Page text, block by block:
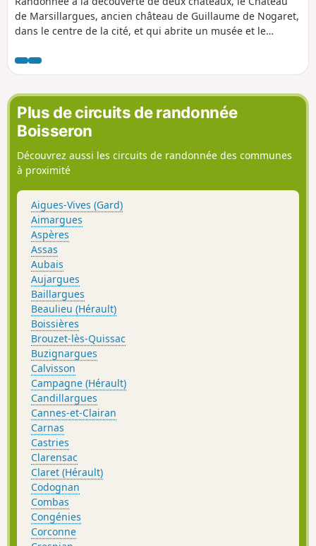
de Marsillargues, ancien château de Guillaume de Nogaret,
dans le centre de la cité, et qui abrite un musée et le
Vidourle, les prés des chevaux camarguais, et les parcelles
de vigne du terroir de Marsillargues.
Plus de circuits de randonnée
Boisseron
Découvrez aussi les circuits de randonnée des communes
à proximité
Aigues-Vives (Gard)
Aimargues
Aspères
Assas
Aubais
Aujargues
Baillargues
Beaulieu (Hérault)
Boissières
Brouzet-lès-Quissac
Buzignargues
Calvisson
Campagne (Hérault)
Candillargues
Cannes-et-Clairan
Carnas
Castries
Clarensac
Claret (Hérault)
Codognan
Combas
Congénies
Corconne